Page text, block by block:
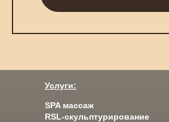
SPA массаж
Услуги:
RSL-скульптурирование